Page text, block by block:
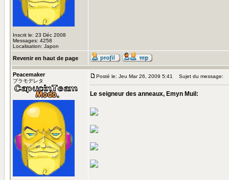
Inscrit le: 23 Déc 2008
Messages: 4258
Localisation: Japon
Revenir en haut de page
Peacemaker
プラモデレタ
Posté le: Jeu Mar 26, 2009 5:41 Sujet du message:
Le seigneur des anneaux, Emyn Muil: